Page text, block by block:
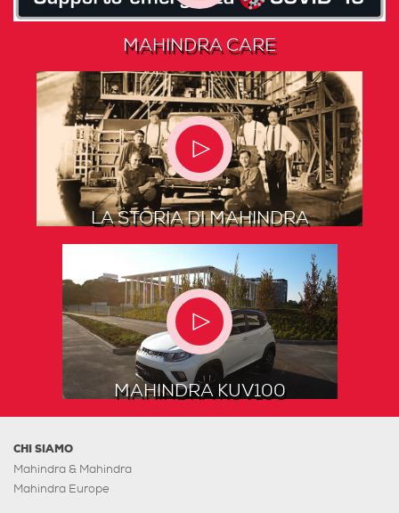
MAHINDRA CARE
LA STORIA DI MAHINDRA
MAHINDRA KUV100
CHI SIAMO
Mahindra & Mahindra
Mahindra Europe